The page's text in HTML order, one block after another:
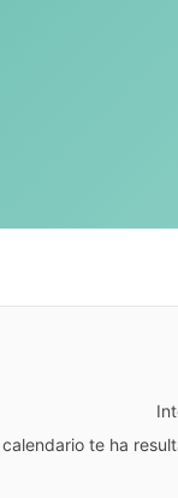
calendario te ha